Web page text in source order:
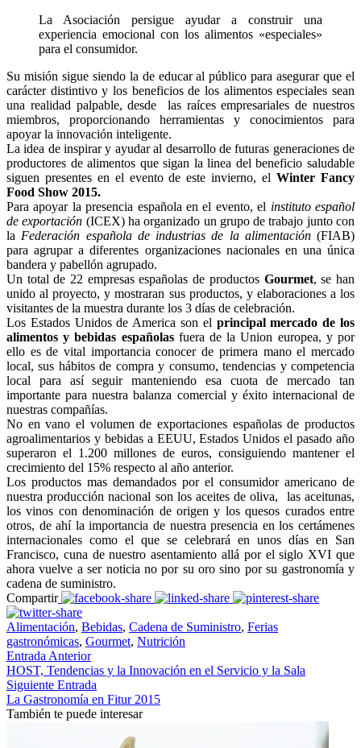
La Asociación persigue ayudar a construir una
experiencia emocional con los alimentos «especiales»
para el consumidor.
Su misión sigue siendo la de educar al público para asegurar que el
carácter distintivo y los beneficios de los alimentos especiales sean
una realidad palpable, desde las raíces empresariales de nuestros
miembros, proporcionando herramientas y conocimientos para
apoyar la innovación inteligente.
La idea de inspirar y ayudar al desarrollo de futuras generaciones de
productores de alimentos que sigan la linea del beneficio saludable
siguen presentes en el evento de este invierno, elWinter Fancy
Food Show 2015.
Para apoyar la presencia española en el evento, el instituto español
de exportación (ICEX) ha organizado un grupo de trabajo junto con
la Federación española de industrias de la alimentación (FIAB)
para agrupar a diferentes organizaciones nacionales en una única
bandera y pabellón agrupado.
Un total de 22 empresas españolas de productos Gourmet, se han
unido al proyecto, y mostraran sus productos, y elaboraciones a los
visitantes de la muestra durante los 3 días de celebración.
Los Estados Unidos de America son el principal mercado de los
alimentos y bebidas españolasfuera de la Union europea, y por
ello es de vital importancia conocer de primera mano el mercado
local, sus hábitos de compra y consumo, tendencias y competencia
local para así seguir manteniendo esa cuota de mercado tan
importante para nuestra balanza comercial y éxito internacional de
nuestras compañías.
No en vano el volumen de exportaciones españolas de productos
agroalimentarios y bebidas a EEUU, Estados Unidos el pasado año
superaron el 1.200 millones de euros, consiguiendo mantener el
crecimiento del 15% respecto al año anterior.
Los productos mas demandados por el consumidor americano de
nuestra producción nacional son los aceites de oliva, las aceitunas,
los vinos con denominación de origen y los quesos curados entre
otros, de ahí la importancia de nuestra presencia en los certámenes
internacionales como el que se celebrará en unos días en San
Francisco, cuna de nuestro asentamiento allá por el siglo XVI que
ahora vuelve a ser noticia no por su oro sino por su gastronomía y
cadena de suministro.
Compartir
Alimentación, Bebidas, Cadena de Suministro, Ferias
gastronómicas, Gourmet, Nutrición
Entrada Anterior
HOST, Tendencias y la Innovación en el Servicio y la Sala
Siguiente Entrada
La Gastronomía en Fitur 2015
También te puede interesar